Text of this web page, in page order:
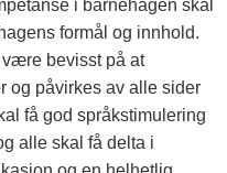
i barnehagen skal
formål og innhold.
bevisst på at
og påvirkes av alle sider
få god språkstimulering
alle skal få delta i